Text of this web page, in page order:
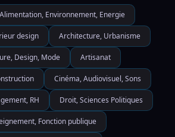
Environnement, Energie
design Architecture, Urbanisme
Design, Mode Artisanat
Cinéma, Audiovisuel, Sons
RH Droit, Sciences Politiques
Fonction publique